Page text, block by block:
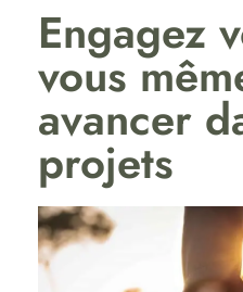
Engagez
vous
avancer
projets